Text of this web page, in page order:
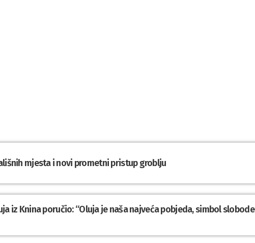
mjesta i novi prometni pristup groblju
iz Knina poručio: “Oluja je naša najveća pobjeda, simbol slobode